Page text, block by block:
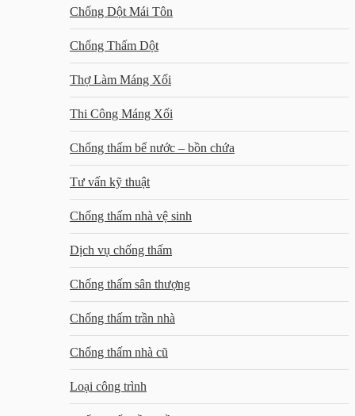
Chống Dột Mái Tôn
Chống Thấm Dột
Thợ Làm Máng Xối
Thi Công Máng Xối
Chống thấm bể nước – bồn chứa
Tư vấn kỹ thuật
Chống thấm nhà vệ sinh
Dịch vụ chống thấm
Chống thấm sân thượng
Chống thấm trần nhà
Chống thấm nhà cũ
Loại công trình